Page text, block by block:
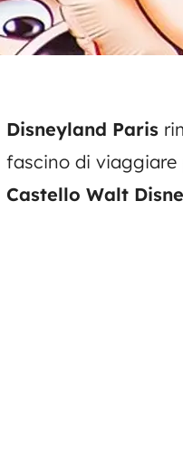
Disneyland Paris
fascino di viaggiare
Castello Walt